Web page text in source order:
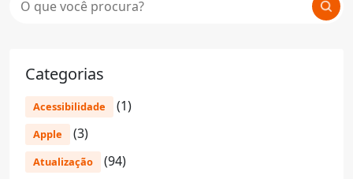
Categorias
Acessibilidade (1)
Apple (3)
Atualização (94)